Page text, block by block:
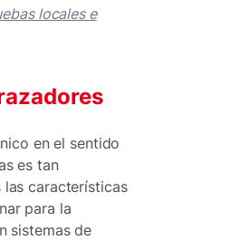
locales e
en el sentido
es tan
características
para la
sistemas de